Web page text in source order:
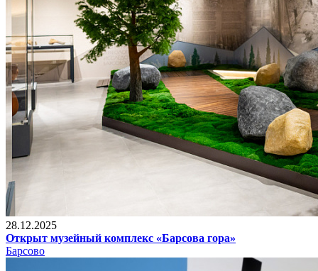
28.12.2025
Открыт музейный комплекс «Барсова гора»
Барсово